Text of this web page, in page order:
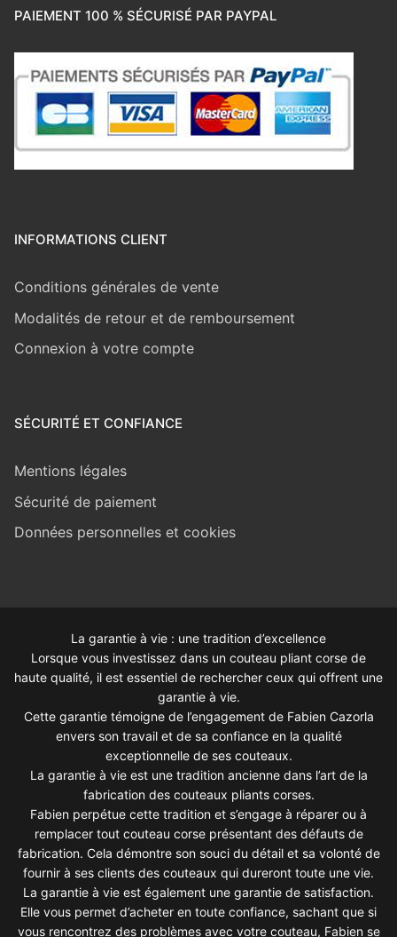
PAIEMENT 100 % SÉCURISÉ PAR PAYPAL
INFORMATIONS CLIENT
Conditions générales de vente
Modalités de retour et de remboursement
Connexion à votre compte
SÉCURITÉ ET CONFIANCE
Mentions légales
Sécurité de paiement
Données personnelles et cookies
La garantie à vie : une tradition d’excellence
Lorsque vous investissez dans un couteau pliant corse de
haute qualité, il est essentiel de rechercher ceux qui offrent une
garantie à vie.
Cette garantie témoigne de l’engagement de Fabien Cazorla
envers son travail et de sa confiance en la qualité
exceptionnelle de ses couteaux.
La garantie à vie est une tradition ancienne dans l’art de la
fabrication des couteaux pliants corses.
Fabien perpétue cette tradition et s’engage à réparer ou à
remplacer tout couteau corse présentant des défauts de
fabrication. Cela démontre son souci du détail et sa volonté de
fournir à ses clients des couteaux qui dureront toute une vie.
La garantie à vie est également une garantie de satisfaction.
Elle vous permet d’acheter en toute confiance, sachant que si
vous rencontrez des problèmes avec votre couteau, Fabien se